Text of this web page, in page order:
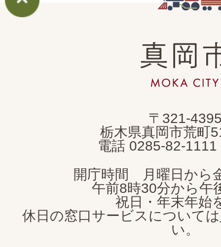
真
岡
市
CITY
〒321-
栃木県真岡市荒町
電話 0285-82-1111
開庁時間 月曜日から
午前8時30分から午
祝日・年末年始
休日の窓口サービスについては
い。